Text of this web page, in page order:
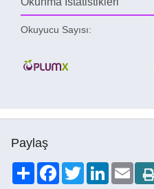
Okuyucu Sayısı:
Paylaş
ShareFacebookTwitterLinkedIn
Email